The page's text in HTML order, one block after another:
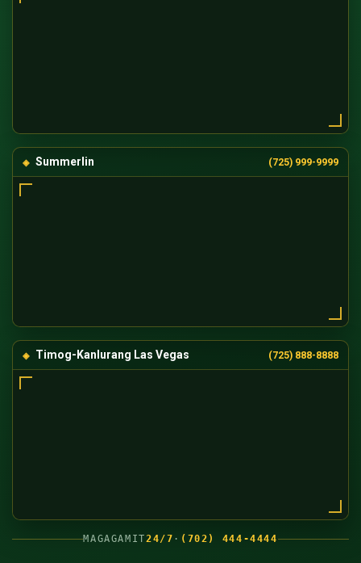
Summerlin (725) 999-9999
Timog-Kanlurang Las Vegas (725) 888-8888
MAGAGAMIT24/7 · (702) 444-4444